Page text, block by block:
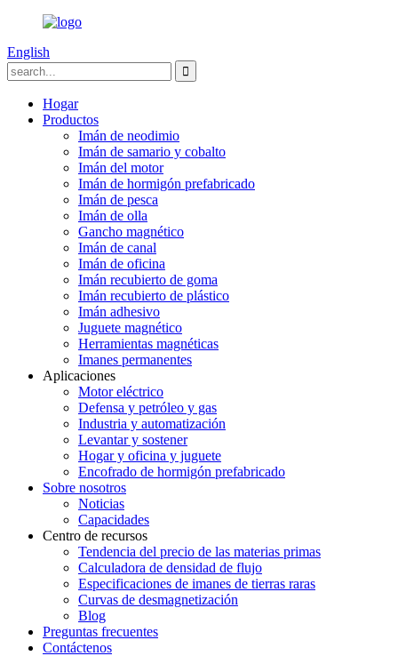
English
Hogar
Productos
Imán de neodimio
Imán de samario y cobalto
Imán del motor
Imán de hormigón prefabricado
Imán de pesca
Imán de olla
Gancho magnético
Imán de canal
Imán de oficina
Imán recubierto de goma
Imán recubierto de plástico
Imán adhesivo
Juguete magnético
Herramientas magnéticas
Imanes permanentes
Aplicaciones
Motor eléctrico
Defensa y petróleo y gas
Industria y automatización
Levantar y sostener
Hogar y oficina y juguete
Encofrado de hormigón prefabricado
Sobre nosotros
Noticias
Capacidades
Centro de recursos
Tendencia del precio de las materias primas
Calculadora de densidad de flujo
Especificaciones de imanes de tierras raras
Curvas de desmagnetización
Blog
Preguntas frecuentes
Contáctenos